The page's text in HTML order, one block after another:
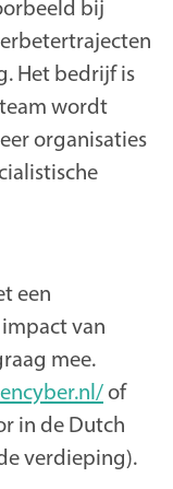
bij
Het bedrijf is
wordt
organisaties
een
van
mee.
of
in de Dutch
verdieping).